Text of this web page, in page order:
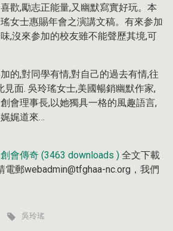
歡,勵志正能量,又幽默寫實好玩。本
女士惠賜年會之演講文稿。有來参加
,沒來参加的校友雖不能聲歷其境,可
的,對同學有情,對自己的過去有情,往
見面. 吳玲瑤女士,美國暢銷幽默作家,
會理事長,以她獨具一格的風趣語言,
娓道來…
會傳奇 (3463 downloads ) 全文下載
郵webadmin@tfghaa-nc.org，我們
吳玲瑤